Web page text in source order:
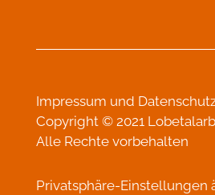
Impressum und
Copyright © 2021
Alle Rechte vorbehalten
Privatsphäre-Einstellungen